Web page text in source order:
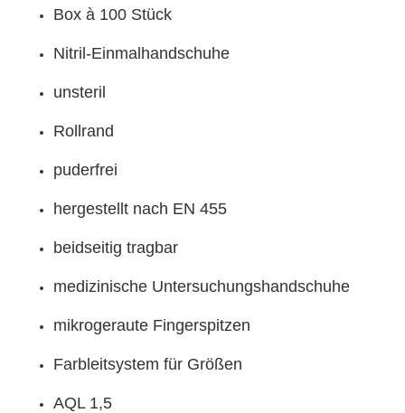
Box à 100 Stück
Nitril-Einmalhandschuhe
unsteril
Rollrand
puderfrei
hergestellt nach EN 455
beidseitig tragbar
medizinische Untersuchungshandschuhe
mikrogeraute Fingerspitzen
Farbleitsystem für Größen
AQL 1,5